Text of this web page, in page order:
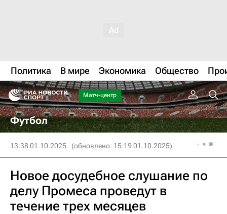
Политика В мире Экономика Общество
Матч-центр
Футбол
13:38 01.10.2025 (обновлено: 15:19 01.10.2025)
Новое досудебное слушание по
делу Промеса проведут в
течение трех месяцев